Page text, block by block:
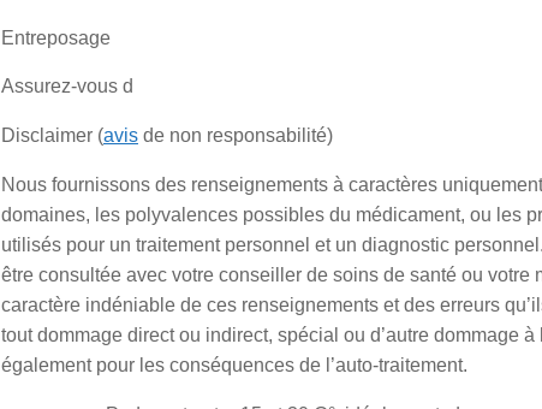
Entreposage
Assurez-vous d
Disclaimer (avis de non responsabilité)
Nous fournissons des renseignements à caractères
domaines, les polyvalences possibles du médicament, ou les
utilisés pour un traitement personnel et un diagnostic
être consultée avec votre conseiller de soins de santé ou
caractère indéniable de ces renseignements et des erreurs
tout dommage direct ou indirect, spécial ou d’autre dommage
également pour les conséquences de l’auto-traitement.